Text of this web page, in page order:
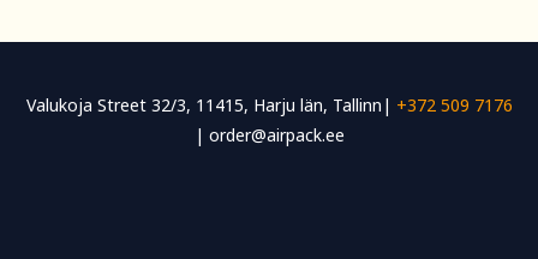
Valukoja Street 32/3, 11415, Harju län, Tallinn| +372 509 7176
| order@airpack.ee